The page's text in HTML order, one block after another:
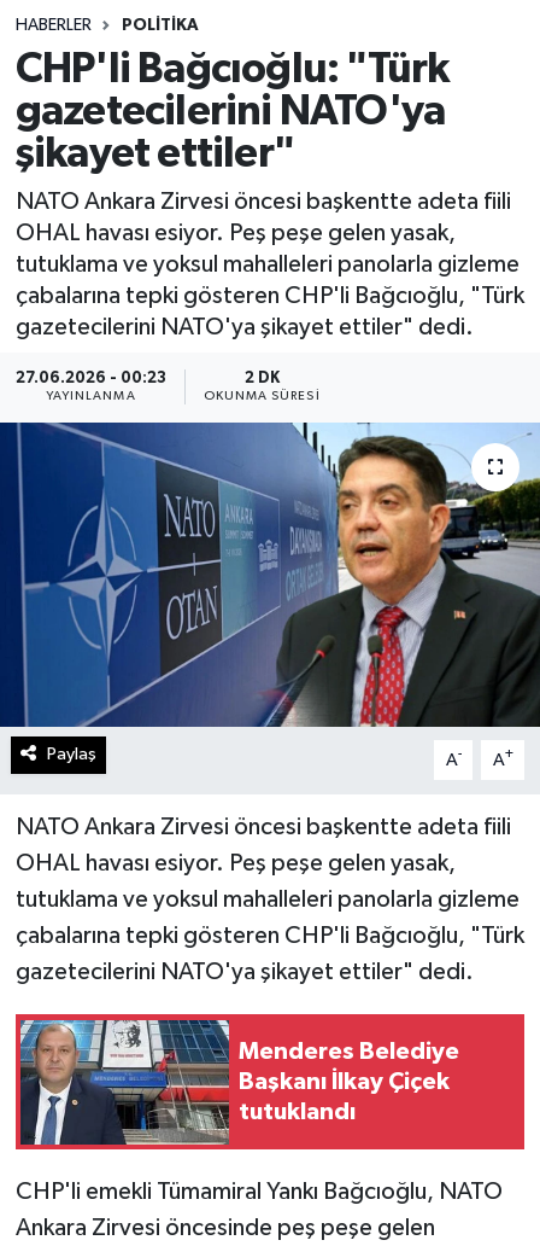
HABERLER POLITIKA
CHP'li Bağcıoğlu: "Türk
gazetecilerini NATO'ya
şikayet ettiler"
NATO Ankara Zirvesi öncesi başkentte adeta fiili
OHAL havası esiyor. Peş peşe gelen yasak,
tutuklama ve yoksul mahalleleri panolarla gizleme
çabalarına tepki gösteren CHP'li Bağcıoğlu, "Türk
gazetecilerini NATO'ya şikayet ettiler" dedi.
27.06.2026 - 00:23
YAYINLANMA
2 DK
OKUNMA SÜRESI
Paylaş A- A+
NATO Ankara Zirvesi öncesi başkentte adeta fiili
OHAL havası esiyor. Peş peşe gelen yasak,
tutuklama ve yoksul mahalleleri panolarla gizleme
çabalarına tepki gösteren CHP'li Bağcıoğlu, "Türk
gazetecilerini NATO'ya şikayet ettiler" dedi.
Menderes Belediye
Başkanı İlkay Çiçek
tutuklandı
CHP'li emekli Tümamiral Yankı Bağcıoğlu, NATO
Ankara Zirvesi öncesinde peş peşe gelen
Spor
Teknoloji
Yaşam